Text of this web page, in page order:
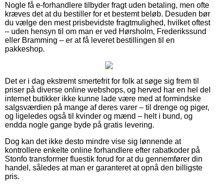
Nogle få e-forhandlere tilbyder fragt uden betaling, men ofte
kræves det at du bestiller for et bestemt beløb. Desuden bør
du vælge den mest prisbevidste fragtmulighed, hvilket oftest
– uden hensyn til om man er ved Hørsholm, Frederikssund
eller Bramming – er at få leveret bestillingen til en
pakkeshop.
Det er i dag ekstremt smertefrit for folk at søge sig frem til
priser på diverse online webshops, og herved har en hel del
internet butikker ikke kunne lade være med at formindske
salgsværdien på mange af deres varer – til drenge og piger,
og ligeledes også til kvinder og mænd – helt i bund, og
endda nogle gange byde på gratis levering.
Dog kan det ikke desto mindre vise sig lønnende at
kontrollere enkelte online forhandlere efter rabatkoder på
Stonfo transformer fluestik forud for at du gennemfører din
handel, således at man er garanteret at opnå den billigste
pris.